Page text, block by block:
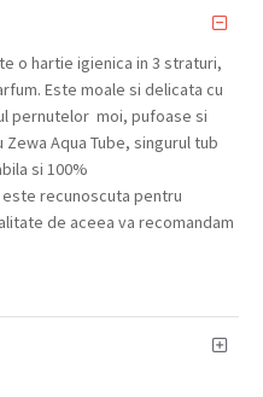
o hartie igienica in 3 straturi,
Este moale si delicata cu
pernutelor moi, pufoase si
Aqua Tube, singurul tub
si 100%
recunoscuta pentru
de aceea va recomandam